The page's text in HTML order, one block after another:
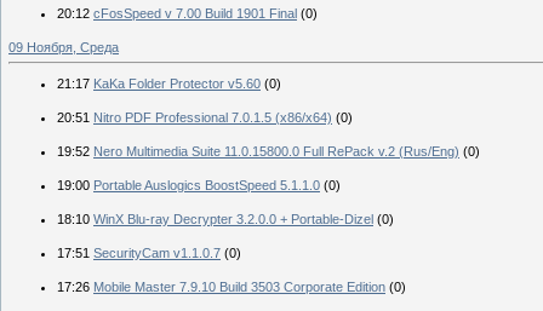
20:12 cFosSpeed v 7.00 Build 1901 Final (0)
09 Ноября, Среда
21:17 KaKa Folder Protector v5.60 (0)
20:51 Nitro PDF Professional 7.0.1.5 (x86/x64) (0)
19:52 Nero Multimedia Suite 11.0.15800.0 Full RePack v.2 (Rus/Eng) (0)
19:00 Portable Auslogics BoostSpeed 5.1.1.0 (0)
18:10 WinX Blu-ray Decrypter 3.2.0.0 + Portable-Dizel (0)
17:51 SecurityCam v1.1.0.7 (0)
17:26 Mobile Master 7.9.10 Build 3503 Corporate Edition (0)